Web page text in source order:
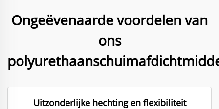
Ongeëvenaarde voordelen van
ons
Uitzonderlijke hechting en flexibiliteit